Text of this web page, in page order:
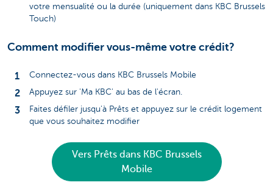
votre mensualité ou la durée (uniquement dans KBC Brussels
Touch)
Comment modifier vous-même votre crédit?
Connectez-vous dans KBC Brussels Mobile
Appuyez sur 'Ma KBC' au bas de l'écran.
Faites défiler jusqu'à Prêts et appuyez sur le crédit logement
que vous souhaitez modifier
Vers Prêts dans KBC Brussels
Mobile